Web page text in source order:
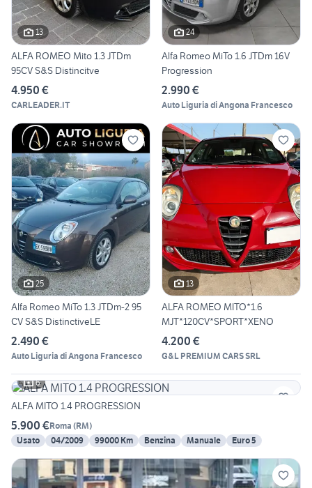
13
ALFA ROMEO Mito 1.3 JTDm
95CV S&S Distincitve
4.950 €
CARLEADER.IT
24
Alfa Romeo MiTo 1.6 JTDm 16V
Progression
2.990 €
Auto Liguria di Angona Francesco
25
Alfa Romeo MiTo 1.3 JTDm-2 95
CV S&S DistinctiveLE
2.490 €
Auto Liguria di Angona Francesco
13
ALFA ROMEO MITO*1.6
MJT*120CV*SPORT*XENO
4.200 €
G&L PREMIUM CARS SRL
6
ALFA MITO 1.4 PROGRESSION
5.900 €Roma (RM)
Usato
04/2009 99000 Km Benzina Manuale Euro 5